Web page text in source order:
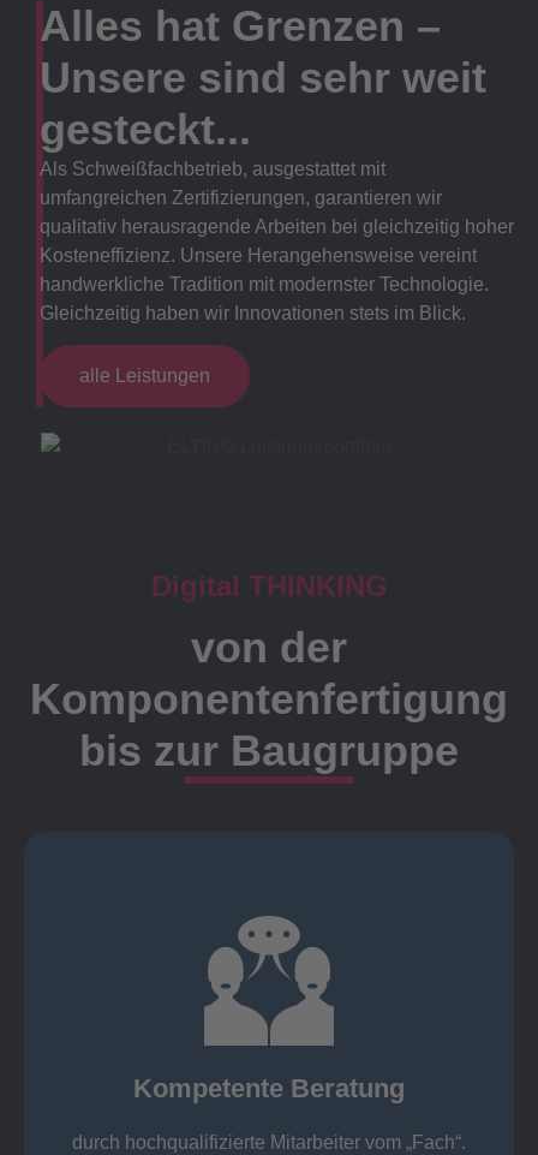
Alles hat Grenzen –
Unsere sind sehr weit
gesteckt...
Als Schweißfachbetrieb, ausgestattet mit
umfangreichen Zertifizierungen, garantieren wir
qualitativ herausragende Arbeiten bei gleichzeitig hoher
Kosteneffizienz. Unsere Herangehensweise vereint
handwerkliche Tradition mit modernster Technologie.
Gleichzeitig haben wir Innovationen stets im Blick.
alle Leistungen
Digital THINKING
von der
Komponentenfertigung
bis zur Baugruppe
Kompetente Beratung
durch hochqualifizierte Mitarbeiter vom „Fach“.
Kompetente Beratung durch
„Fach“.
findet die Kundenbetreuung ausschließlich durch
Meister, Techniker oder Ingenieure statt.
Ansprechpartner